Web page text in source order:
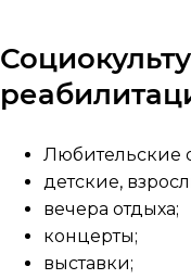
Любительские
детские,
вечера отдыха;
концерты;
выставки;